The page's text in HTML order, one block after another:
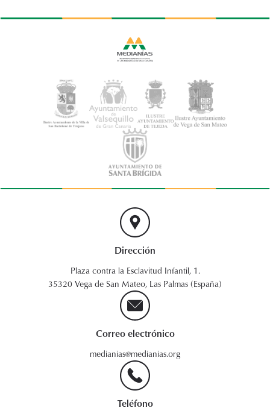
Dirección
Plaza contra la Esclavitud Infantil, 1.
35320 Vega de San Mateo, Las Palmas (España)
Correo electrónico
medianias@medianias.org
Teléfono